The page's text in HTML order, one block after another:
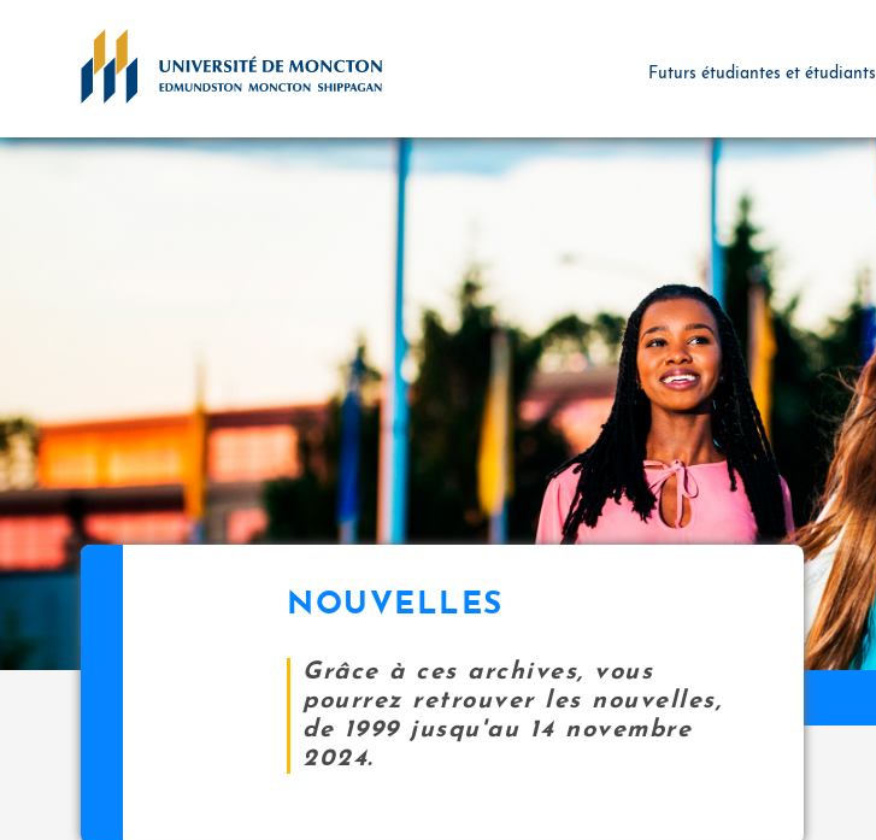
Futurs étudiantes et étudiants
NOUVELLES
Grâce à ces archives, vous
pourrez retrouver les nouvelles,
de 1999 jusqu'au 14 novembre
2024.